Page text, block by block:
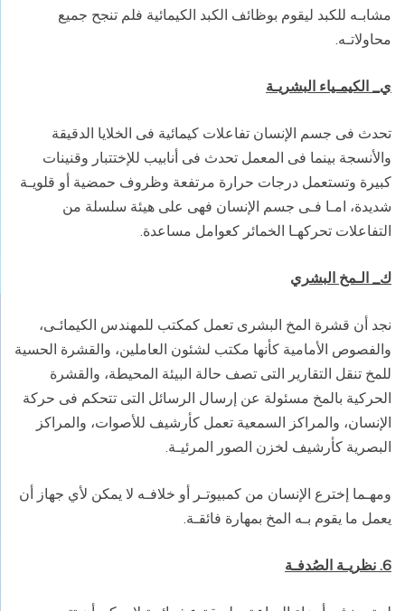
مشابـه للكبد ليقوم بوظائف الكبد الكيمائية فلم تنجح جميع
محاولاتـه.
ي_ الكيمـياء البشريـة
تحدث فى جسم الإنسان تفاعلات كيمائية فى الخلايا الدقيقة
والأنسجة بينما فى المعمل تحدث فى أنابيب للإختتبار وقنينات
كبيرة وتستعمل درجات حرارة مرتفعة وظروف حمضية أو قلويـة
شديدة، امـا فـى جسم الإنسان فهى على هيئة سلسلة من
التفاعلات تحركهـا الخمائر كعوامل مساعدة.
ك_ الـمخ البشري
نجد أن قشرة المخ البشرى تعمل كمكتب للمهندس الكيمائـى،
والفصوص الأمامية كأنها مكتب لشئون العاملين، والقشرة الحسية
للمخ تنقل التقارير التى تصف حالة البيئة المحيطة، والقشرة
الحركية بالمخ مسئولة عن إرسال الرسائل التى تتحكم فى حركة
الإنسان، والمراكز السمعية تعمل كأرشيف للأصوات، والمراكز
البصرية كأرشيف لخزن الصور المرئيـة.
ومهـما إخترع الإنسان من كمبيوتـر أو خلافـه لا يمكن لأي جهاز أن
يعمل ما يقوم بـه المخ بمهارة فائقـة.
6. نظريـة الصُدفـة